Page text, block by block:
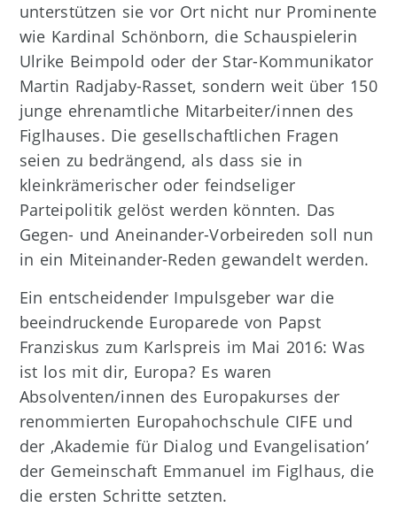
unterstützen sie vor Ort nicht nur Prominente
wie Kardinal Schönborn, die Schauspielerin
Ulrike Beimpold oder der Star-Kommunikator
Martin Radjaby-Rasset, sondern weit über 150
junge ehrenamtliche Mitarbeiter/innen des
Figlhauses. Die gesellschaftlichen Fragen
seien zu bedrängend, als dass sie in
kleinkrämerischer oder feindseliger
Parteipolitik gelöst werden könnten. Das
Gegen- und Aneinander-Vorbeireden soll nun
in ein Miteinander-Reden gewandelt werden.
Ein entscheidender Impulsgeber war die
beeindruckende Europarede von Papst
Franziskus zum Karlspreis im Mai 2016: Was
ist los mit dir, Europa? Es waren
Absolventen/innen des Europakurses der
renommierten Europahochschule CIFE und
der ‚Akademie für Dialog und Evangelisation’
der Gemeinschaft Emmanuel im Figlhaus, die
die ersten Schritte setzten.